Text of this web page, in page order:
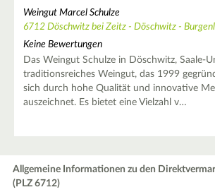
Weingut Marcel Schulze
6712 Döschwitz bei Zeitz - Döschwitz -
Keine Bewertungen
Das Weingut Schulze in Döschwitz, Saale-
traditionsreiches Weingut, das 1999
sich durch hohe Qualität und innovative
auszeichnet. Es bietet eine Vielzahl v…
Allgemeine Informationen zu den
(PLZ 6712)